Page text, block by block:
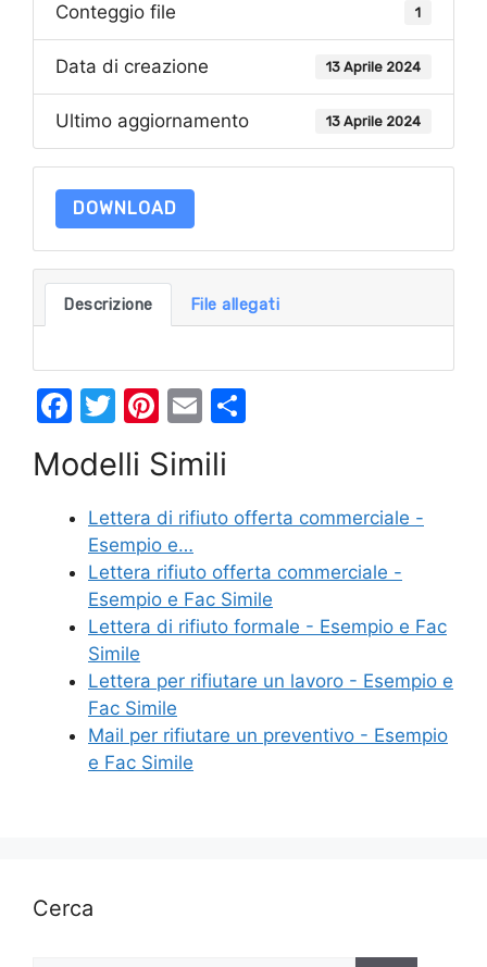
Conteggio file 1
Data di creazione 13 Aprile 2024
Ultimo aggiornamento 13 Aprile 2024
DOWNLOAD
Descrizione File allegati
F
c
e
b
o
o
k
T
w
itt
er
Pi
nt
er
e
st
E
m
ai
l
di
di
Modelli Simili
Lettera di rifiuto offerta commerciale -
Esempio e…
Lettera rifiuto offerta commerciale -
Esempio e Fac Simile
Lettera di rifiuto formale - Esempio e Fac
Simile
Lettera per rifiutare un lavoro - Esempio e
Fac Simile
Mail per rifiutare un preventivo - Esempio
e Fac Simile
Cerca